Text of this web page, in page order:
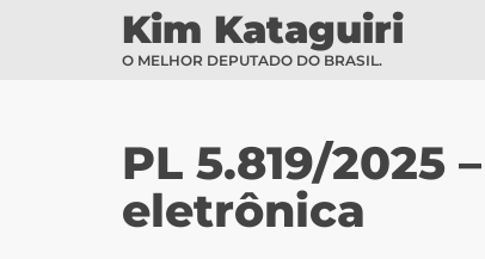
Kim Kataguiri
O MELHOR DEPUTADO DO BRASIL.
PL 5.819/
eletrônica